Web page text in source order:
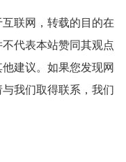
联网，转载的目的在
代表本站赞同其观点
建议。如果您发现网
我们取得联系，我们